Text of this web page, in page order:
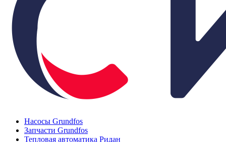
Насосы Grundfos
Запчасти Grundfos
Тепловая автоматика Ридан